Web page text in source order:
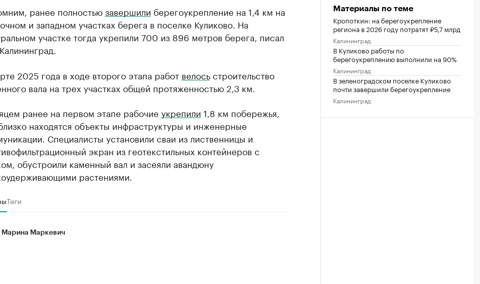
ранее полностьюзавершили берегоукрепление на 1,4 км на
и западном участках берега в поселке Куликово. На
участке тогда укрепили 700 из 896 метров берега, писал
2025 года в ходе второго этапа работ велосьстроительство
вала на трех участках общей протяженностью 2,3 км.
ранее на первом этапе рабочие укрепили 1,8 км побережья,
находятся объекты инфраструктуры и инженерные
Специалисты установили сваи из лиственницы и
экран из геотекстильных контейнеров с
обустроили каменный вал и засеяли авандюну
растениями.
Теги
Марина Маркевич
Материалы по теме
Кропоткин: на берегоукрепление
региона в 2026 году потратят ₽5,7 млрд
Калининград
В Куликово работы по
берегоукреплению выполнили на 90%
Калининград
В зеленоградском поселке Куликово
почти завершили берегоукрепление
Калининград